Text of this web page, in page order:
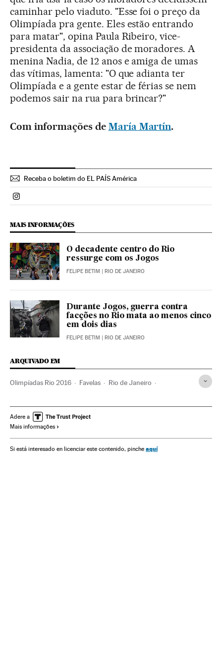
caminhar pelo viaduto. "Esse foi o preço da
Olimpíada pra gente. Eles estão entrando
para matar", opina Paula Ribeiro, vice-
presidenta da associação de moradores. A
menina Nadia, de 12 anos e amiga de umas
das vítimas, lamenta: "O que adianta ter
Olimpíada e a gente estar de férias se nem
podemos sair na rua para brincar?"
Com informações de María Martín.
Receba o boletim do EL PAÍS América
Politica El País Brasil en Instagram
MAIS INFORMAÇÕES
O decadente centro do Rio
ressurge com os Jogos
FELIPE BETIM | RIO DE JANEIRO
Durante Jogos, guerra contra
facções no Rio mata ao menos cinco
em dois dias
FELIPE BETIM | RIO DE JANEIRO
ARQUIVADO EM
Olimpíadas Rio 2016 Favelas Rio de Janeiro
Brasil Habitação América Latina
América do Sul
Problemas sociais Sociedade
Adere a
Mais informações
Si está interesado en licenciar este contenido, pinche aquí